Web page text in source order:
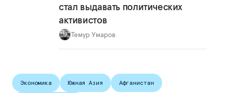
стал выдавать политических
активистов
Темур Умаров
Экономика Южная Азия Афганистан